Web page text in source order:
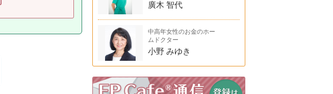
廣木 智代
中高年女性のお金のホー
ムドクター
小野 みゆき